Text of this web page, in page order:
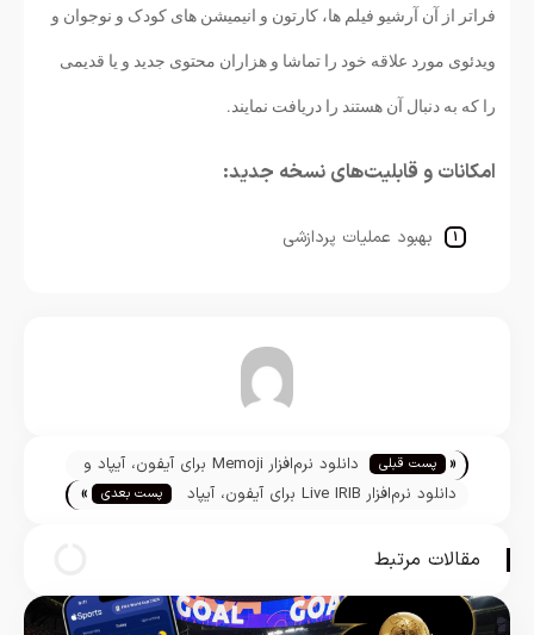
فراتر از آن آرشیو فیلم ها، کارتون و انیمیشن های کودک و نوجوان و
ویدئوی مورد علاقه خود را تماشا و هزاران محتوی جدید و یا قدیمی
را که به دنبال آن هستند را دریافت نمایند.
امکانات و قابلیت‌های نسخه جدید:
بهبود عملیات پردازشی
تیم تحریریه « پست قبلی
دانلود نرم‌افزار Memoji برای آيفون، آیپاد و
آيپد
دانلود نرم‌افزار Live IRIB برای آيفون، آیپاد
پست بعدی »
مقالات مرتبط